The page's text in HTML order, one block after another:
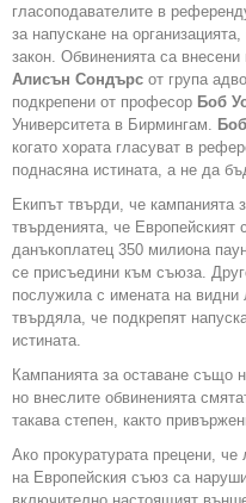
гласоподавателите в
за напускане на
закон. Обвиненията са
Алисън Сондърс от група
подкрепени от професор Боб
Университета в Бирмингам.
когато хората гласуват в
поднасяна истината, а не да
Екипът твърди, че кампанията
твърденията, че Европейският
данъкоплатец 350 милиона
се присъедини към съюза.
послужила с имената на видни
твърдяла, че подкрепят
истината.
Кампанията за оставане също
но внеслите обвиненията
такава степен, както
Ако прокуратурата прецени,
на Европейския съюз са